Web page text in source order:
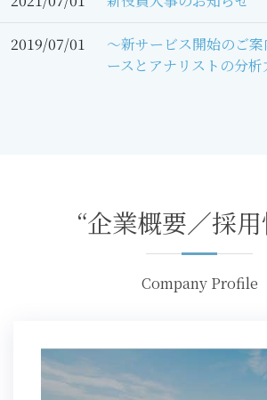
2019/07/01
～新サービス開始のご
ースとアナリストの分
“企業概要／採
Company Profile